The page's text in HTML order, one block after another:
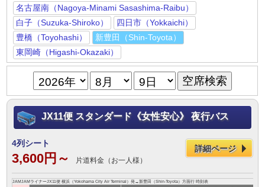
名古屋南（Nagoya-Minami Sasashima-Raibu）
白子（Suzuka-Shiroko）
四日市（Yokkaichi）
豊橋（Toyohashi）
新豊田（Shin-Toyota）
東岡崎（Higashi-Okazaki）
JX11便 スタンダード《女性安心》 夜行バス
4列シート
3,600円～ 片道料金（お一人様）
詳細ページ
JAMJAMライナーJX11便 横浜（Yokohama City Air Terminal）発→新豊田（Shin-Toyota）方面行 時刻表